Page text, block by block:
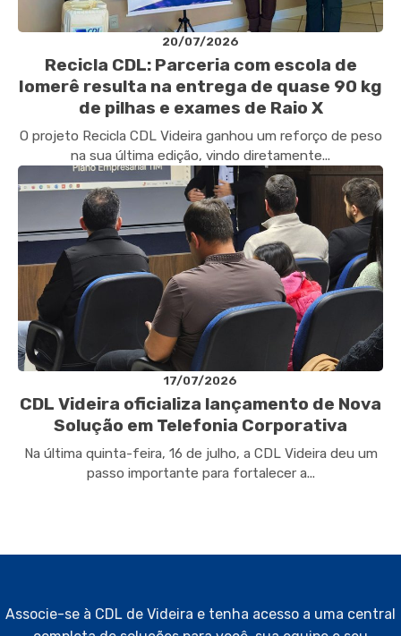
20/07/2026
Recicla CDL: Parceria com escola de
Iomerê resulta na entrega de quase 90 kg
de pilhas e exames de Raio X
O projeto Recicla CDL Videira ganhou um reforço de peso
na sua última edição, vindo diretamente...
17/07/2026
CDL Videira oficializa lançamento de Nova
Solução em Telefonia Corporativa
Na última quinta-feira, 16 de julho, a CDL Videira deu um
passo importante para fortalecer a...
Associe-se à CDL de Videira e tenha acesso a uma central